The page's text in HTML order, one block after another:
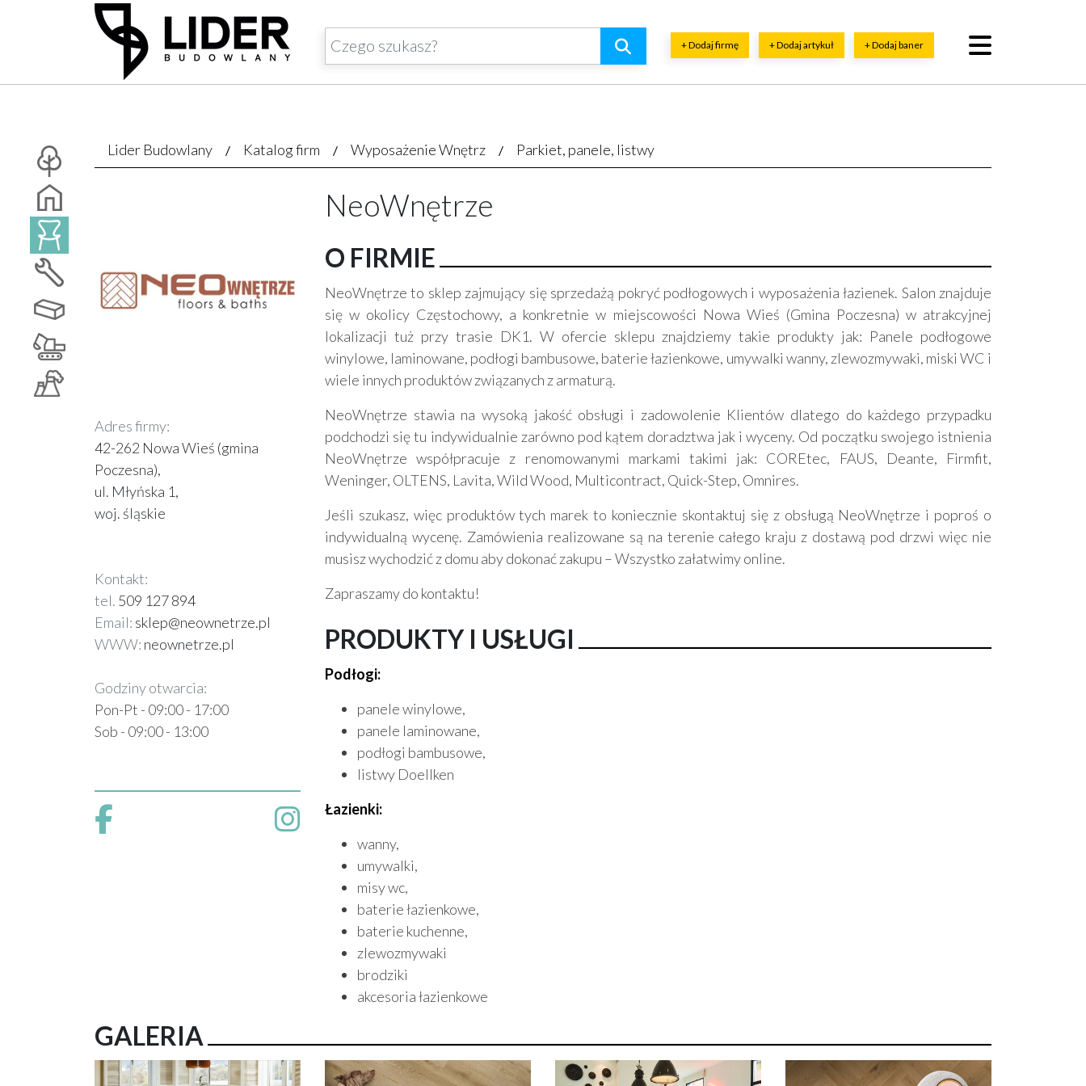
+ Dodaj firmę + Dodaj artykuł + Dodaj baner
Lider Budowlany Katalog firm Wyposażenie Wnętrz Parkiet, panele, listwy
Adres firmy:
42-262 Nowa Wieś (gmina
Poczesna),
ul. Młyńska 1,
woj. śląskie
Kontakt:
tel. 509 127 894
Email: sklep@neownetrze.pl
WWW: neownetrze.pl
Godziny otwarcia:
Pon-Pt - 09:00 - 17:00
Sob - 09:00 - 13:00
NeoWnętrze
O FIRMIE
NeoWnętrze to sklep zajmujący się sprzedażą pokryć podłogowych i wyposażenia łazienek. Salon znajduje
się w okolicy Częstochowy, a konkretnie w miejscowości Nowa Wieś (Gmina Poczesna) w atrakcyjnej
lokalizacji tuż przy trasie DK1. W ofercie sklepu znajdziemy takie produkty jak: Panele podłogowe
winylowe, laminowane, podłogi bambusowe, baterie łazienkowe, umywalki wanny, zlewozmywaki, miski WC i
wiele innych produktów związanych z armaturą.
NeoWnętrze stawia na wysoką jakość obsługi i zadowolenie Klientów dlatego do każdego przypadku
podchodzi się tu indywidualnie zarówno pod kątem doradztwa jak i wyceny. Od początku swojego istnienia
NeoWnętrze współpracuje z renomowanymi markami takimi jak: COREtec, FAUS, Deante, Firmfit,
Weninger, OLTENS, Lavita, Wild Wood, Multicontract, Quick-Step, Omnires.
Jeśli szukasz, więc produktów tych marek to koniecznie skontaktuj się z obsługą NeoWnętrze i poproś o
indywidualną wycenę. Zamówienia realizowane są na terenie całego kraju z dostawą pod drzwi więc nie
musisz wychodzić z domu aby dokonać zakupu – Wszystko załatwimy online.
Zapraszamy do kontaktu!
PRODUKTY I USŁUGI
Podłogi:
panele winylowe,
panele laminowane,
podłogi bambusowe,
listwy Doellken
Łazienki:
wanny,
umywalki,
misy wc,
baterie łazienkowe,
baterie kuchenne,
zlewozmywaki
brodziki
akcesoria łazienkowe
GALERIA